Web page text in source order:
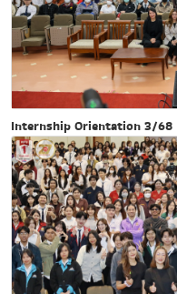
Internship Orientation 3/68